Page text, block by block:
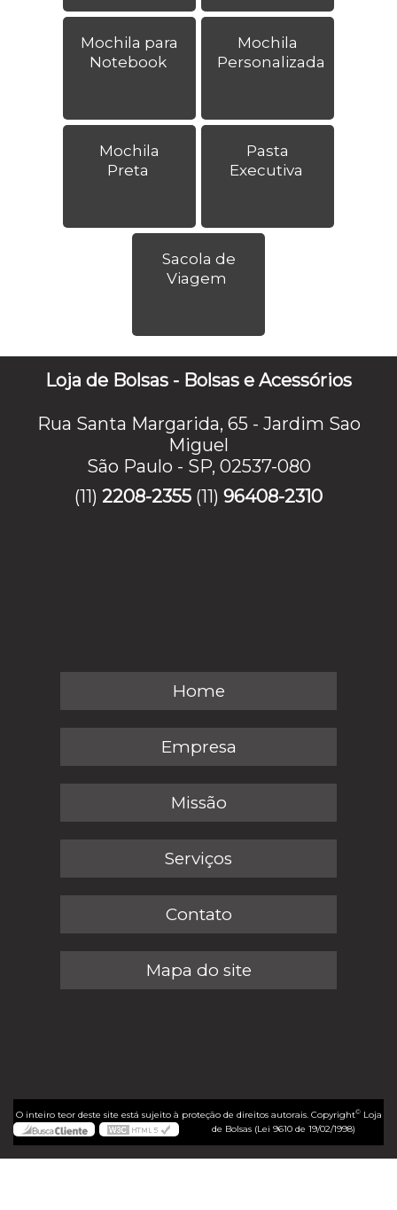
Mochila para
Notebook
Mochila
Personalizada
Mochila
Preta
Pasta
Executiva
Sacola de
Viagem
Loja de Bolsas - Bolsas e Acessórios
Rua Santa Margarida, 65 - Jardim Sao
Miguel
São Paulo - SP, 02537-080
(11) 2208-2355 (11) 96408-2310
Home
Empresa
Missão
Serviços
Contato
Mapa do site
O inteiro teor deste site está sujeito à proteção de direitos autorais. Copyright©Loja
de Bolsas (Lei 9610 de 19/02/1998)